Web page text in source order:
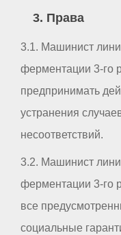
3. Права
3.1. Машинист
ферментации 3-го
предпринимать
устранения
несоответствий.
3.2. Машинист
ферментации 3-го
все
социальные